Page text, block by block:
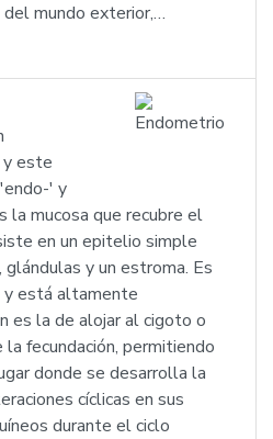
mundo exterior,…
y este
' y
la mucosa que recubre el
en un epitelio simple
glándulas y un estroma. Es
y está altamente
es la de alojar al cigoto o
fecundación, permitiendo
donde se desarrolla la
cíclicas en sus
durante el ciclo